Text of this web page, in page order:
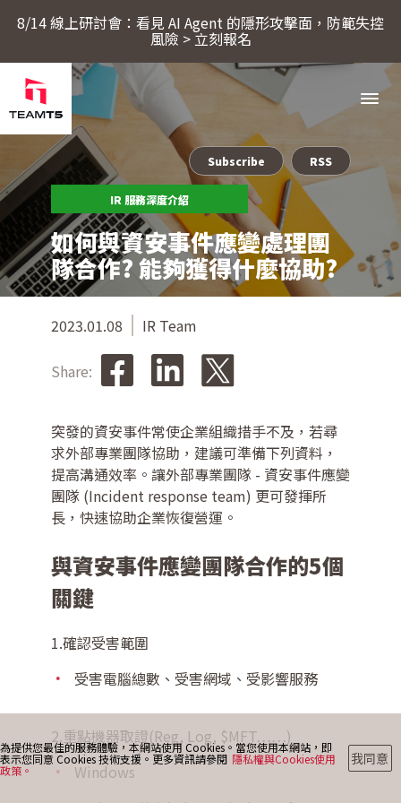
8/14 線上研討會：看見 AI Agent 的隱形攻擊面，防範失控
風險 > 立刻報名
服務
產品
產業方案
關於 TeamT5
最新消息
聯絡我們
IR 服務深度介紹
Subscribe RSS
如何與資安事件應變處理團
隊合作? 能夠獲得什麼協助?
2023.01.08 IR Team
Share:
突發的資安事件常使企業組織措手不及，若尋
求外部專業團隊協助，建議可準備下列資料，
提高溝通效率。讓外部專業團隊 - 資安事件應變
團隊 (Incident response team) 更可發揮所
長，快速協助企業恢復營運。
與資安事件應變團隊合作的5個
關鍵
1.確認受害範圍
受害電腦總數、受害網域、受影響服務
2.重點機器取證(Reg, Log, $MFT……)
Windows
為提供您最佳的服務體驗，本網站使用 Cookies。當您使用本網站，即
表示您同意 Cookies 技術支援。更多資訊請參閱 隱私權與Cookies使用
政策。
我同意